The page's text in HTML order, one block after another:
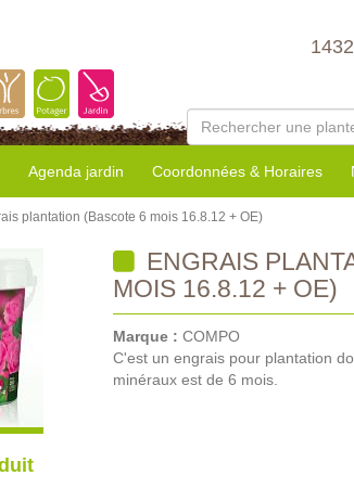
Agenda jardin Coordonnées & Horaires
plantation (Bascote 6 mois 16.8.12 + OE)
ENGRAIS
MOIS 16.8.12 + OE)
Marque : COMPO
C'est un engrais pour plantation
minéraux est de 6 mois.